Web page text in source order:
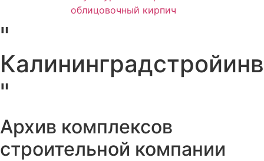
облицовочный кирпич
"
"
Архив комплексов
строительной компании